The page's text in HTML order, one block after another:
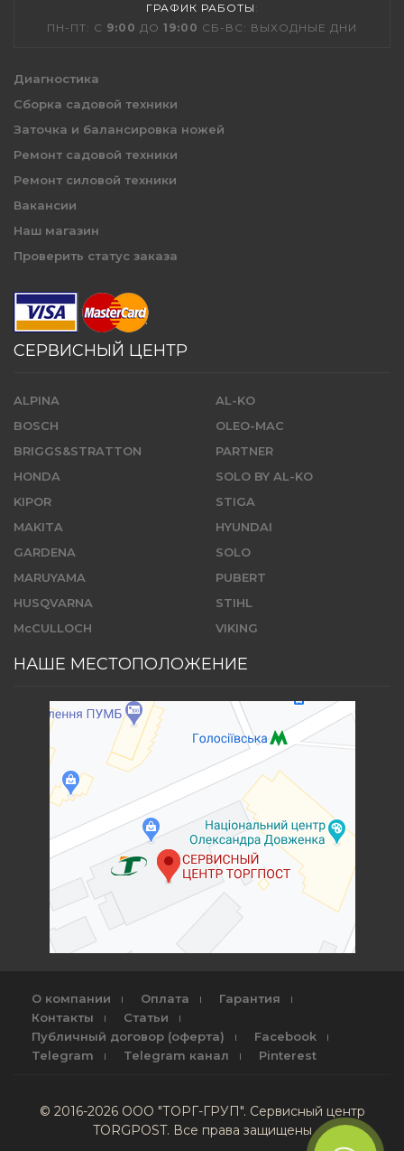
ГРАФИК РАБОТЫ :
ПН-ПТ: С 9:00 ДО 19:00 СБ-ВС: ВЫХОДНЫЕ ДНИ
Диагностика
Сборка садовой техники
Заточка и балансировка ножей
Ремонт садовой техники
Ремонт силовой техники
Вакансии
Наш магазин
Проверить статус заказа
СЕРВИСНЫЙ ЦЕНТР
ALPINA
BOSCH
BRIGGS&STRATTON
HONDA
KIPOR
MAKITA
GARDENA
MARUYAMA
HUSQVARNA
McCULLOCH
AL-KO
OLEO-MAC
PARTNER
SOLO BY AL-KO
STIGA
HYUNDAI
SOLO
PUBERT
STIHL
VIKING
НАШЕ МЕСТОПОЛОЖЕНИЕ
О компании Оплата
Гарантия
Контакты
Статьи
Публичный договор (оферта)
Facebook
Telegram
Telegram канал Pinterest
© 2016-2026 ООО "ТОРГ-ГРУП". Сервисный центр
TORGPOST. Все права защищены